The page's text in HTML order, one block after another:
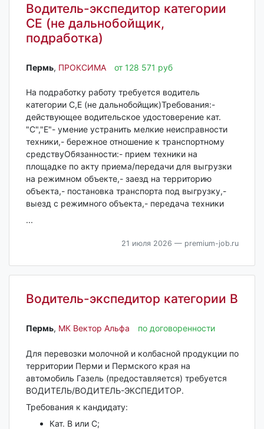
Водитель-экспедитор категории
СЕ (не дальнобойщик,
подработка)
Пермь‎, ПРОКСИМА от 128 571 руб
На подработку работу требуется водитель
категории С,Е (не дальнобойщик)Требования:-
действующее водительское удостоверение кат.
"С","Е"- умение устранить мелкие неисправности
техники,- бережное отношение к транспортному
средствуОбязанности:- прием техники на
площадке по акту приема/передачи для выгрузки
на режимном объекте,- заезд на территорию
объекта,- постановка транспорта под выгрузку,-
выезд с режимного объекта,- передача техники
...
21 июля 2026 — premium-job.ru
Водитель-экспедитор категории В
Пермь‎, МК Вектор Альфа по договоренности
Для перевозки молочной и колбасной продукции по
территории Перми и Пермского края на
автомобиль Газель (предоставляется) требуется
ВОДИТЕЛЬ/ВОДИТЕЛЬ-ЭКСПЕДИТОР.
Требования к кандидату:
Кат. В или С;